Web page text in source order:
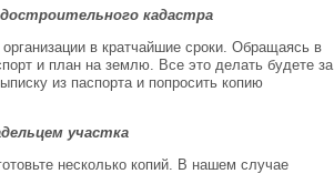
кадастра
в кратчайшие сроки. Обращаясь в
и план на землю. Все это делать будете за
из паспорта и попросить копию
участка
несколько копий. В нашем случае